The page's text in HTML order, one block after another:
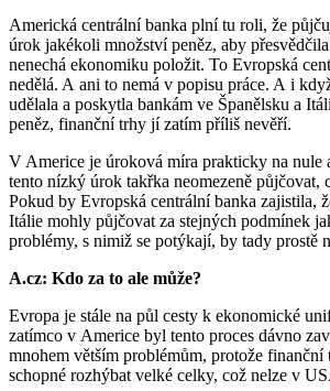
Americká centrální banka plní tu roli, že
úrok jakékoli množství peněz, aby
nenechá ekonomiku položit. To Evropská
nedělá. A ani to nemá v popisu práce. A i
udělala a poskytla bankám ve Španělsku a
peněz, finanční trhy jí zatím příliš nevěří.
V Americe je úroková míra prakticky na nule
tento nízký úrok takřka neomezeně půjčovat,
Pokud by Evropská centrální banka zajistila,
Itálie mohly půjčovat za stejných podmínek
problémy, s nimiž se potýkají, by tady prostě
A.cz: Kdo za to ale může?
Evropa je stále na půl cesty k ekonomické
zatímco v Americe byl tento proces dávno
mnohem větším problémům, protože
schopné rozhýbat velké celky, což nelze v